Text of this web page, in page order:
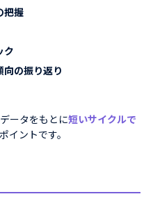
把握
ク
向の振り返り
ータをもとに短いサイクルで
イントです。